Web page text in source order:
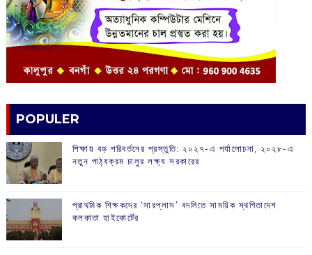
POPULER
শিক্ষায় বড় পরিবর্তনের প্রস্তুতি: ২০২৭-এ পর্যালোচনা, ২০২৮-এ
নতুন পাঠ্যক্রম চালুর লক্ষ্য সরকারের
প্রাথমিক শিক্ষকদের ‘সারপ্লাস’ বদলিতে সাময়িক স্থগিতাদেশ
কলকাতা হাইকোর্টের